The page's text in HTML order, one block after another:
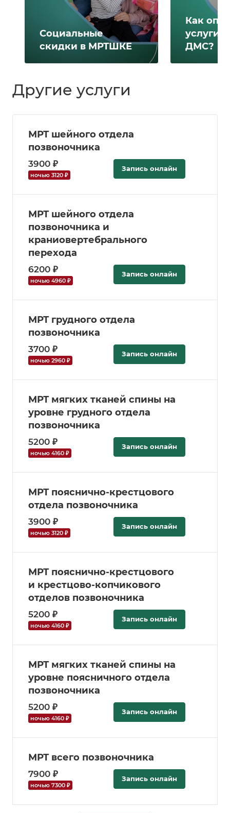
Социальные
скидки в МРТШКЕ
Как
услуги
ДМС?
Другие услуги
МРТ шейного отдела
позвоночника
3900 ₽
ночью 3120 ₽
Запись онлайн
МРТ шейного отдела
позвоночника и
краниовертебрального
перехода
6200 ₽
ночью 4960 ₽
Запись онлайн
МРТ грудного отдела
позвоночника
3700 ₽
ночью 2960 ₽
Запись онлайн
МРТ мягких тканей спины на
уровне грудного отдела
позвоночника
5200 ₽
ночью 4160 ₽
Запись онлайн
МРТ пояснично-крестцового
отдела позвоночника
3900 ₽
ночью 3120 ₽
Запись онлайн
МРТ пояснично-крестцового
и крестцово-копчикового
отделов позвоночника
5200 ₽
ночью 4160 ₽
Запись онлайн
МРТ мягких тканей спины на
уровне поясничного отдела
позвоночника
5200 ₽
ночью 4160 ₽
Запись онлайн
МРТ всего позвоночника
7900 ₽
ночью 7300 ₽
Запись онлайн